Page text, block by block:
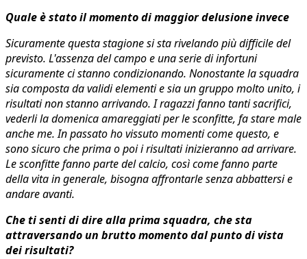
Quale è stato il momento di maggior delusione invece
Sicuramente questa stagione si sta rivelando più difficile del
previsto. L'assenza del campo e una serie di infortuni
sicuramente ci stanno condizionando. Nonostante la squadra
sia composta da validi elementi e sia un gruppo molto unito, i
risultati non stanno arrivando. I ragazzi fanno tanti sacrifici,
vederli la domenica amareggiati per le sconfitte, fa stare male
anche me. In passato ho vissuto momenti come questo, e
sono sicuro che prima o poi i risultati inizieranno ad arrivare.
Le sconfitte fanno parte del calcio, così come fanno parte
della vita in generale, bisogna affrontarle senza abbattersi e
andare avanti.
Che ti senti di dire alla prima squadra, che sta
attraversando un brutto momento dal punto di vista
dei risultati?